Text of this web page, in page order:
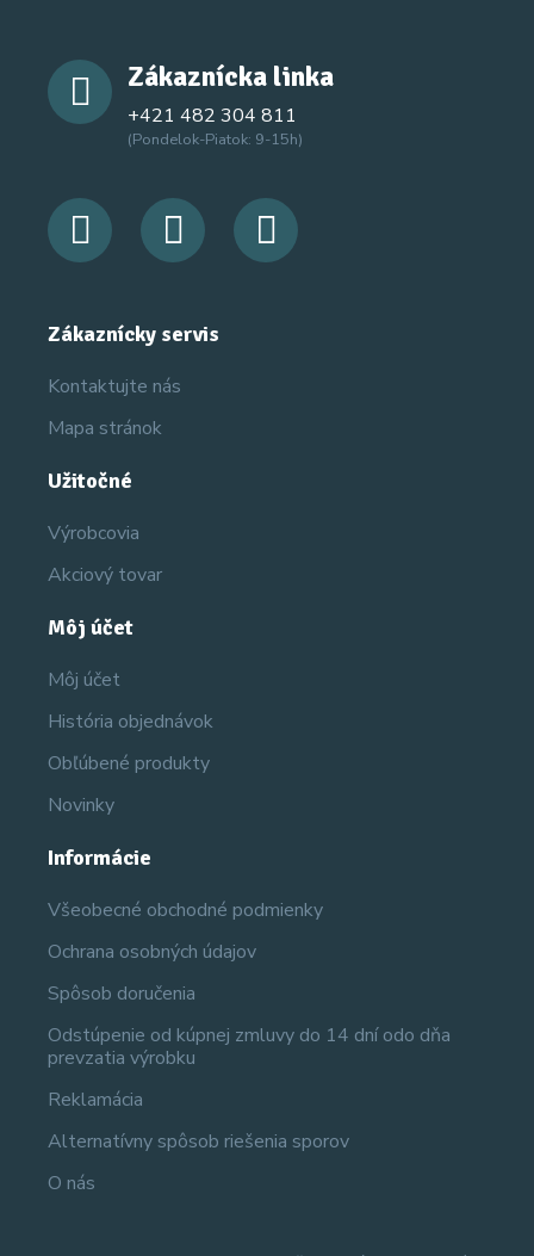
Zákaznícka linka
+421 482 304 811
(Pondelok-Piatok: 9-15h)
Zákaznícky servis
Kontaktujte nás
Mapa stránok
Užitočné
Výrobcovia
Akciový tovar
Môj účet
Môj účet
História objednávok
Obľúbené produkty
Novinky
Informácie
Všeobecné obchodné podmienky
Ochrana osobných údajov
Spôsob doručenia
Odstúpenie od kúpnej zmluvy do 14 dní odo dňa
prevzatia výrobku
Reklamácia
Alternatívny spôsob riešenia sporov
O nás